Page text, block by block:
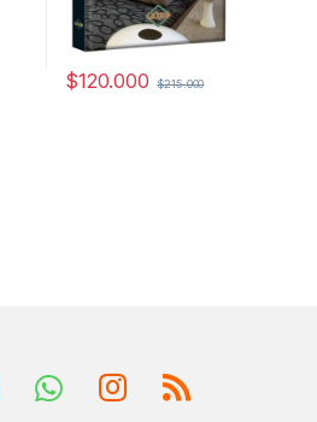
$120.000 $215.000